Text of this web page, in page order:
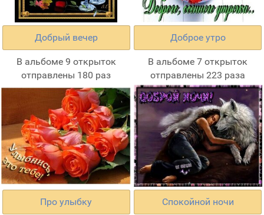
Добрый вечер
В альбоме 9 открыток
отправлены 180 раз
Доброе утро
В альбоме 7 открыток
отправлены 223 раза
Про улыбку Спокойной ночи